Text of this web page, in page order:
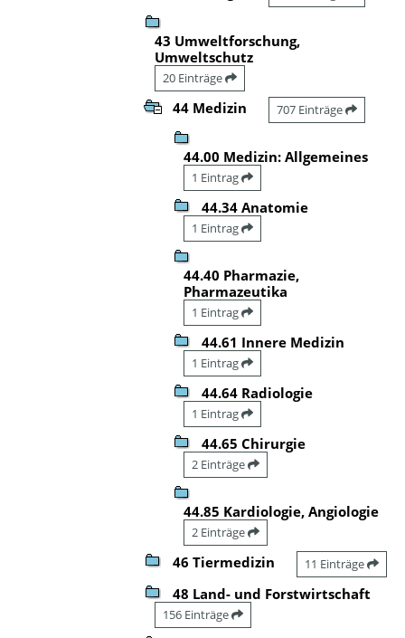
43 Umweltforschung,
Umweltschutz
20 Einträge
44 Medizin 707 Einträge
44.00 Medizin: Allgemeines
1 Eintrag
44.34 Anatomie
1 Eintrag
44.40 Pharmazie,
Pharmazeutika
1 Eintrag
44.61 Innere Medizin
1 Eintrag
44.64 Radiologie
1 Eintrag
44.65 Chirurgie
2 Einträge
44.85 Kardiologie, Angiologie
2 Einträge
46 Tiermedizin 11 Einträge
48 Land- und Forstwirtschaft
156 Einträge